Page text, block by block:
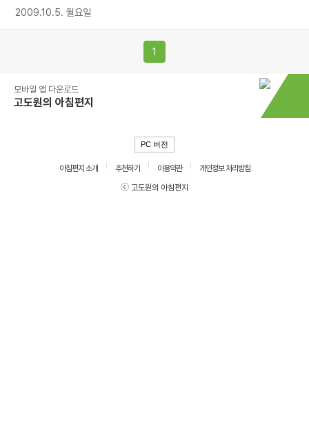
2009.10.5. 월요일
1
모바일 앱 다운로드
고도원의 아침편지
PC 버전
아침편지 소개 추천하기 이용약관
개인정보 처리방침
ⓒ 고도원의 아침편지